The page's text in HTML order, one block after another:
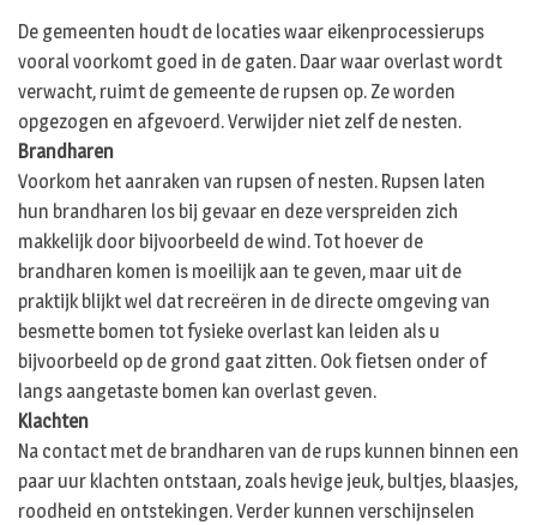
De gemeenten houdt de locaties waar eikenprocessierups
vooral voorkomt goed in de gaten. Daar waar overlast wordt
verwacht, ruimt de gemeente de rupsen op. Ze worden
opgezogen en afgevoerd. Verwijder niet zelf de nesten.
Brandharen
Voorkom het aanraken van rupsen of nesten. Rupsen laten
hun brandharen los bij gevaar en deze verspreiden zich
makkelijk door bijvoorbeeld de wind. Tot hoever de
brandharen komen is moeilijk aan te geven, maar uit de
praktijk blijkt wel dat recreëren in de directe omgeving van
besmette bomen tot fysieke overlast kan leiden als u
bijvoorbeeld op de grond gaat zitten. Ook fietsen onder of
langs aangetaste bomen kan overlast geven.
Klachten
Na contact met de brandharen van de rups kunnen binnen een
paar uur klachten ontstaan, zoals hevige jeuk, bultjes, blaasjes,
roodheid en ontstekingen. Verder kunnen verschijnselen